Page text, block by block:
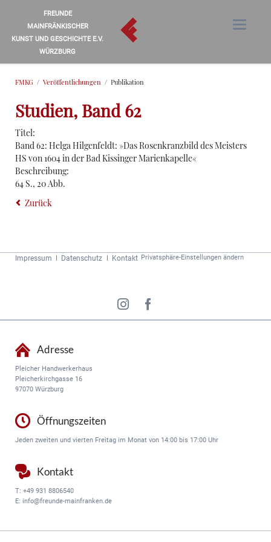
FREUNDE
MAINFRÄNKISCHER
KUNST UND GESCHICHTE E.V.
WÜRZBURG
FMKG Veröffentlichungen Publikation
Studien, Band 62
Titel:
Band 62: Helga Hilgenfeldt: »Das Rosenkranzbild des Meisters
HS von 1604 in der Bad Kissinger Marienkapelle«
Beschreibung:
64 S., 20 Abb.
Zurück
Navigation
Impressum Datenschutz Kontakt Privatsphäre-Einstellungen ändern
Adresse
Pleicher Handwerkerhaus
Pleicherkirchgasse 16
97070 Würzburg
Öffnungszeiten
Jeden zweiten und vierten Freitag im Monat von 14:00 bis 17:00 Uhr
Kontakt
T: +49 931 8806540
E: info@freunde-mainfranken.de